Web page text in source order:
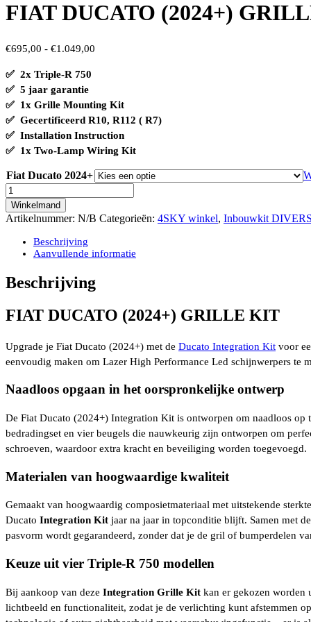
FIAT DUCATO (2024+)
€695,00 - €1.049,00
✅ 2x Triple-R 750
✅ 5 jaar garantie
✅ 1x Grille Mounting Kit
✅ Gecertificeerd R10, R112 ( R7)
✅ Installation Instruction
✅ 1x Two-Lamp Wiring Kit
Fiat Ducato 2024+
FIAT
DUCATO
(2024+)
GRILLE
KIT
INCLUSIEF
TRIPLE-
R
aantal
Winkelmand
Artikelnummer: N/B Categorieën: 4SKY winkel, Inbouwkit
Beschrijving
Aanvullende informatie
Beschrijving
FIAT DUCATO (2024+) GRILLE KIT
Upgrade je Fiat Ducato (2024+) met de Ducato Integration Kit voor
eenvoudig maken om Lazer High Performance Led schijnwerpers te
Naadloos opgaan in het oorspronkelijke ontwerp
De Fiat Ducato (2024+) Integration Kit is ontworpen om naadloos
bedradingset en vier beugels die nauwkeurig zijn ontworpen om
schroeven, waardoor extra kracht en beveiliging worden toegevoegd.
Materialen van hoogwaardige kwaliteit
Gemaakt van hoogwaardig composietmateriaal met uitstekende
Ducato Integration Kit jaar na jaar in topconditie blijft. Samen met
pasvorm wordt gegarandeerd, zonder dat je de gril of bumperdelen
Keuze uit vier Triple-R 750 modellen
Bij aankoop van deze Integration Grille Kit kan er gekozen worden
lichtbeeld en functionaliteit, zodat je de verlichting kunt afstemmen